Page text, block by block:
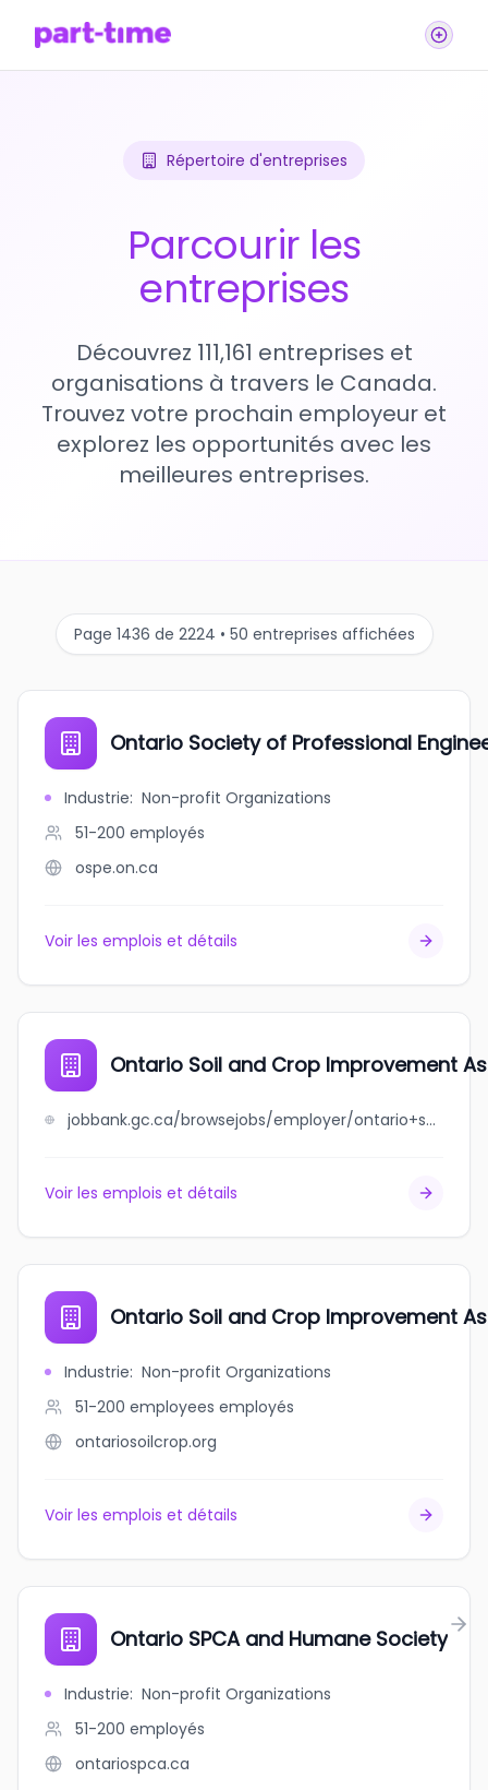
Répertoire d'entreprises
Parcourir les
entreprises
Découvrez 111,161 entreprises et
organisations à travers le Canada.
Trouvez votre prochain employeur et
explorez les opportunités avec les
meilleures entreprises.
Page 1436 de 2224 • 50 entreprises affichées
Ontario Society of Professional
Industrie: Non-profit Organizations
51-200 employés
ospe.on.ca
Voir les emplois et détails
Ontario Soil and Crop Improvement
jobbank.gc.ca/browsejobs/employer/ontario+soil+and+crop+improvement+association/ca
Voir les emplois et détails
Ontario Soil and Crop Improvement
Industrie: Non-profit Organizations
51-200 employees employés
ontariosoilcrop.org
Voir les emplois et détails
Ontario SPCA and Humane Society
Industrie: Non-profit Organizations
51-200 employés
ontariospca.ca